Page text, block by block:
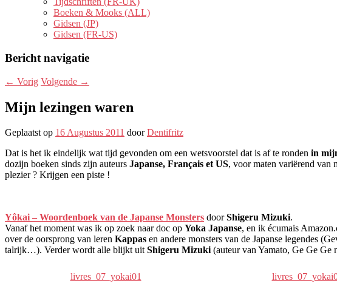
Boeken & Mooks (ALL)
Gidsen (JP)
Gidsen (FR-US)
Bericht navigatie
← Vorig Volgende →
Mijn lezingen waren
Geplaatst op 16 Augustus 2011 doorDentifritz
Dat is het ik eindelijk wat tijd gevonden om een ​​wetsvoorstel dat is af te ronden in
dozijn boeken sinds zijn auteurs Japanse, Français et US, voor maten variërend van
plezier ? Krijgen een piste !
Yôkai – Woordenboek van de Japanse Monsters doorShigeru Mizuki.
Vanaf het moment was ik op zoek naar doc op Yoka Japanse, en ik écumais
over de oorsprong van leren Kappas en andere monsters van de Japanse legendes
talrijk…). Verder wordt alle blijkt uitShigeru Mizuki(auteur van Yamato, Ge Ge Ge
livres_07_yokai01